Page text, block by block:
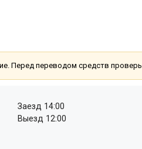
Перед переводом средств
Заезд 14:00
Выезд 12:00